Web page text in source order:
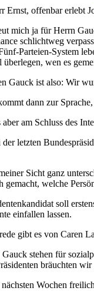
Ernst, offenbar erlebt
mich ja für Herrn
schlichtweg
Parteien-System
überlegen, wen es
Gauck ist also: Wir
dann zur
am Schluss des
der letzten
Sicht ganz
gemacht, welche
soll
einfallen lassen.
gibt es von Caren
stehen für
bräuchten wir
Wochen